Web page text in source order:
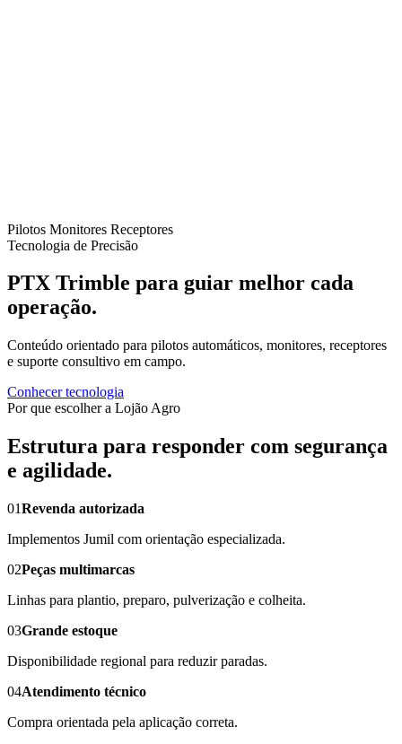
Pilotos Monitores Receptores
Tecnologia de Precisão
PTX Trimble para guiar melhor cada
operação.
Conteúdo orientado para pilotos automáticos, monitores, receptores
e suporte consultivo em campo.
Conhecer tecnologia
Por que escolher a Lojão Agro
Estrutura para responder com segurança
e agilidade.
01Revenda autorizada
Implementos Jumil com orientação especializada.
02Peças multimarcas
Linhas para plantio, preparo, pulverização e colheita.
03Grande estoque
Disponibilidade regional para reduzir paradas.
04Atendimento técnico
Compra orientada pela aplicação correta.